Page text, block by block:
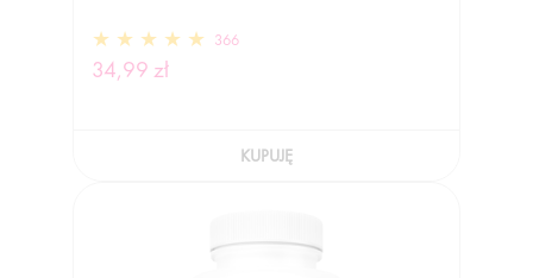
366
34,99 zł
KUPUJĘ